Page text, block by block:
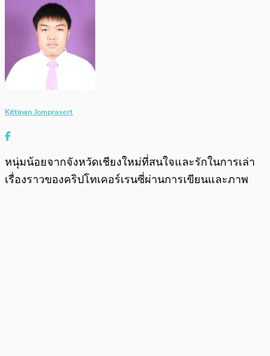
Kittinan Jomprasert
หนุ่มน้อยจากจังหวัดเชียงใหม่ที่สนใจและรักในการเล่า
เรื่องราวของคริปโทเคอร์เรนซี่ผ่านการเขียนและภาพ